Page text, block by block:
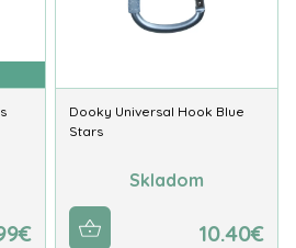
Dooky Universal Hook Blue
Stars
Skladom
10.40€